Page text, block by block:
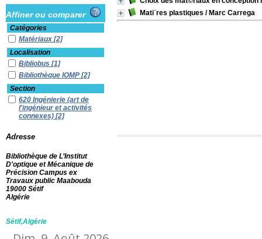
Mati¨res plastiques / Marc Carrega
Affiner ou comparer
Catégories
Matériaux [2]
Localisation
Bibliobus [1]
Bibliothèque IOMP [2]
Section
620 Ingénierie (art de
l'ingénieur et activités
connexes) [2]
Adresse
Bibliothèque de L’Institut
D'optique et Mécanique de
Précision Campus ex
Travaux public Maabouda
19000 Sétif
Algérie
Sétif,Algérie